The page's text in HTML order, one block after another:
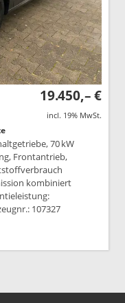
19.450,– €
incl. 19% MwSt.
70 kW
Frontantrieb,
kombiniert
107327